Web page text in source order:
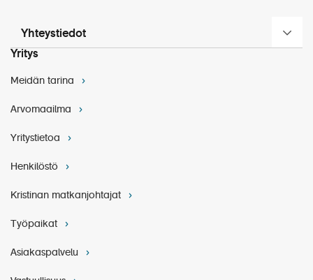
Yhteystiedot
Yritys
Meidän tarina
Arvomaailma
Yritystietoa
Henkilöstö
Kristinan matkanjohtajat
Työpaikat
Asiakaspalvelu